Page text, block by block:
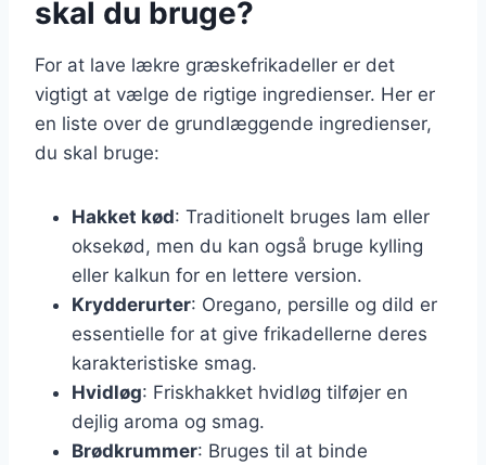
skal du bruge?
For at lave lækre græskefrikadeller er det
vigtigt at vælge de rigtige ingredienser. Her er
en liste over de grundlæggende ingredienser,
du skal bruge:
Hakket kød: Traditionelt bruges lam eller
oksekød, men du kan også bruge kylling
eller kalkun for en lettere version.
Krydderurter: Oregano, persille og dild er
essentielle for at give frikadellerne deres
karakteristiske smag.
Hvidløg: Friskhakket hvidløg tilføjer en
dejlig aroma og smag.
Brødkrummer: Bruges til at binde